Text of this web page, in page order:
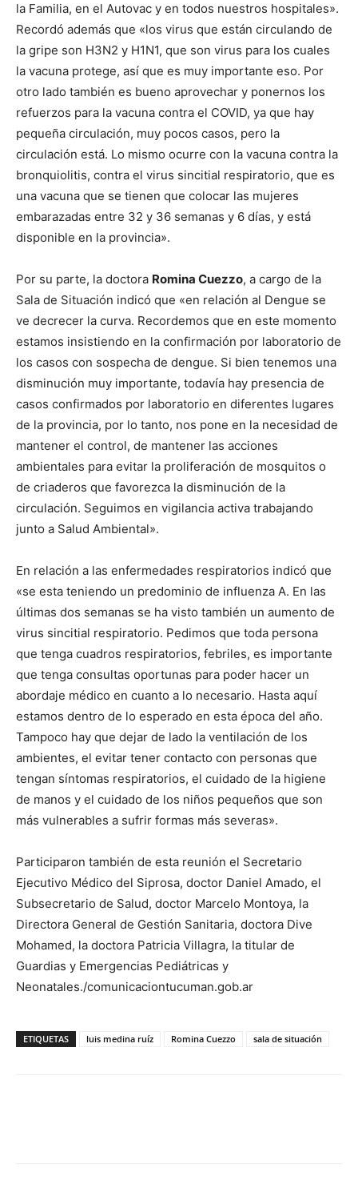
la Familia, en el Autovac y en todos nuestros hospitales».
Recordó además que «los virus que están circulando de
la gripe son H3N2 y H1N1, que son virus para los cuales
la vacuna protege, así que es muy importante eso. Por
otro lado también es bueno aprovechar y ponernos los
refuerzos para la vacuna contra el COVID, ya que hay
pequeña circulación, muy pocos casos, pero la
circulación está. Lo mismo ocurre con la vacuna contra la
bronquiolitis, contra el virus sincitial respiratorio, que es
una vacuna que se tienen que colocar las mujeres
embarazadas entre 32 y 36 semanas y 6 días, y está
disponible en la provincia».
Por su parte, la doctora Romina Cuezzo, a cargo de la
Sala de Situación indicó que «en relación al Dengue se
ve decrecer la curva. Recordemos que en este momento
estamos insistiendo en la confirmación por laboratorio de
los casos con sospecha de dengue. Si bien tenemos una
disminución muy importante, todavía hay presencia de
casos confirmados por laboratorio en diferentes lugares
de la provincia, por lo tanto, nos pone en la necesidad de
mantener el control, de mantener las acciones
ambientales para evitar la proliferación de mosquitos o
de criaderos que favorezca la disminución de la
circulación. Seguimos en vigilancia activa trabajando
junto a Salud Ambiental».
En relación a las enfermedades respiratorios indicó que
«se esta teniendo un predominio de influenza A. En las
últimas dos semanas se ha visto también un aumento de
virus sincitial respiratorio. Pedimos que toda persona
que tenga cuadros respiratorios, febriles, es importante
que tenga consultas oportunas para poder hacer un
abordaje médico en cuanto a lo necesario. Hasta aquí
estamos dentro de lo esperado en esta época del año.
Tampoco hay que dejar de lado la ventilación de los
ambientes, el evitar tener contacto con personas que
tengan síntomas respiratorios, el cuidado de la higiene
de manos y el cuidado de los niños pequeños que son
más vulnerables a sufrir formas más severas».
Participaron también de esta reunión el Secretario
Ejecutivo Médico del Siprosa, doctor Daniel Amado, el
Subsecretario de Salud, doctor Marcelo Montoya, la
Directora General de Gestión Sanitaria, doctora Dive
Mohamed, la doctora Patricia Villagra, la titular de
Guardias y Emergencias Pediátricas y
Neonatales./comunicaciontucuman.gob.ar
ETIQUETAS luis medina ruíz Romina Cuezzo sala de situación